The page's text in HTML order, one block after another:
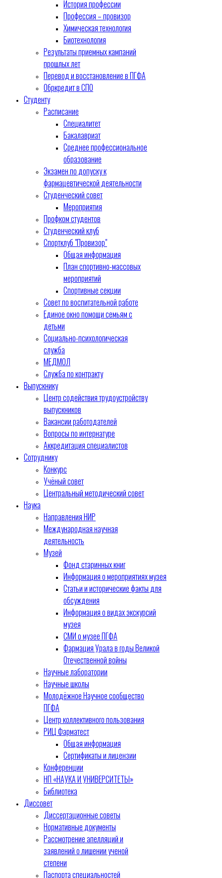
История профессии
Профессия – провизор
Химическая технология
Биотехнология
Результаты приемных кампаний
прошлых лет
Перевод и восстановление в ПГФА
Обркредит в СПО
Студенту
Расписание
Специалитет
Бакалавриат
Среднее профессиональное
образование
Экзамен по допуску к
фармацевтической деятельности
Студенческий совет
Мероприятия
Профком студентов
Студенческий клуб
Спортклуб "Провизор"
Общая информация
План спортивно-массовых
мероприятий
Спортивные секции
Совет по воспитательной работе
Единое окно помощи семьям с
детьми
Социально-психологическая
служба
МЕДМОЛ
Служба по контракту
Выпускнику
Центр содействия трудоустройству
выпускников
Вакансии работодателей
Вопросы по интернатуре
Аккредитация специалистов
Сотруднику
Конкурс
Учёный совет
Центральный методический совет
Наука
Направления НИР
Международная научная
деятельность
Музей
Фонд старинных книг
Информация о мероприятиях музея
Статьи и исторические факты для
обсуждения
Информация о видах экскурсий
музея
СМИ о музее ПГФА
Фармация Урала в годы Великой
Отечественной войны
Научные лаборатории
Научные школы
Молодёжное Научное сообщество
ПГФА
Центр коллективного пользования
РИЦ Фарматест
Общая информация
Сертификаты и лицензии
Конференции
НП «НАУКА И УНИВЕРСИТЕТЫ»
Библиотека
Диссовет
Диссертационные советы
Нормативные документы
Рассмотрение апелляций и
заявлений о лишении ученой
степени
Паспорта специальностей